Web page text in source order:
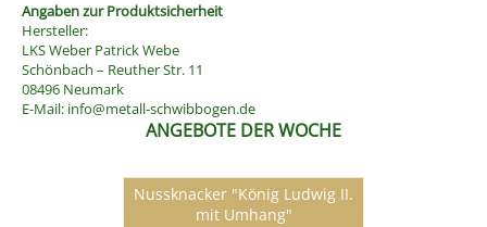
Angaben zur Produktsicherheit
Hersteller:
LKS Weber Patrick Webe
Schönbach – Reuther Str. 11
08496 Neumark
E-Mail: info@metall-schwibbogen.de
ANGEBOTE DER WOCHE
Nussknacker "König Ludwig II.
mit Umhang"